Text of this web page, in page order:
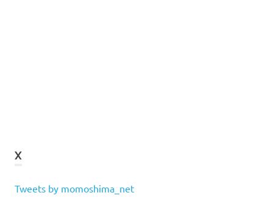
X
Tweets by momoshima_net